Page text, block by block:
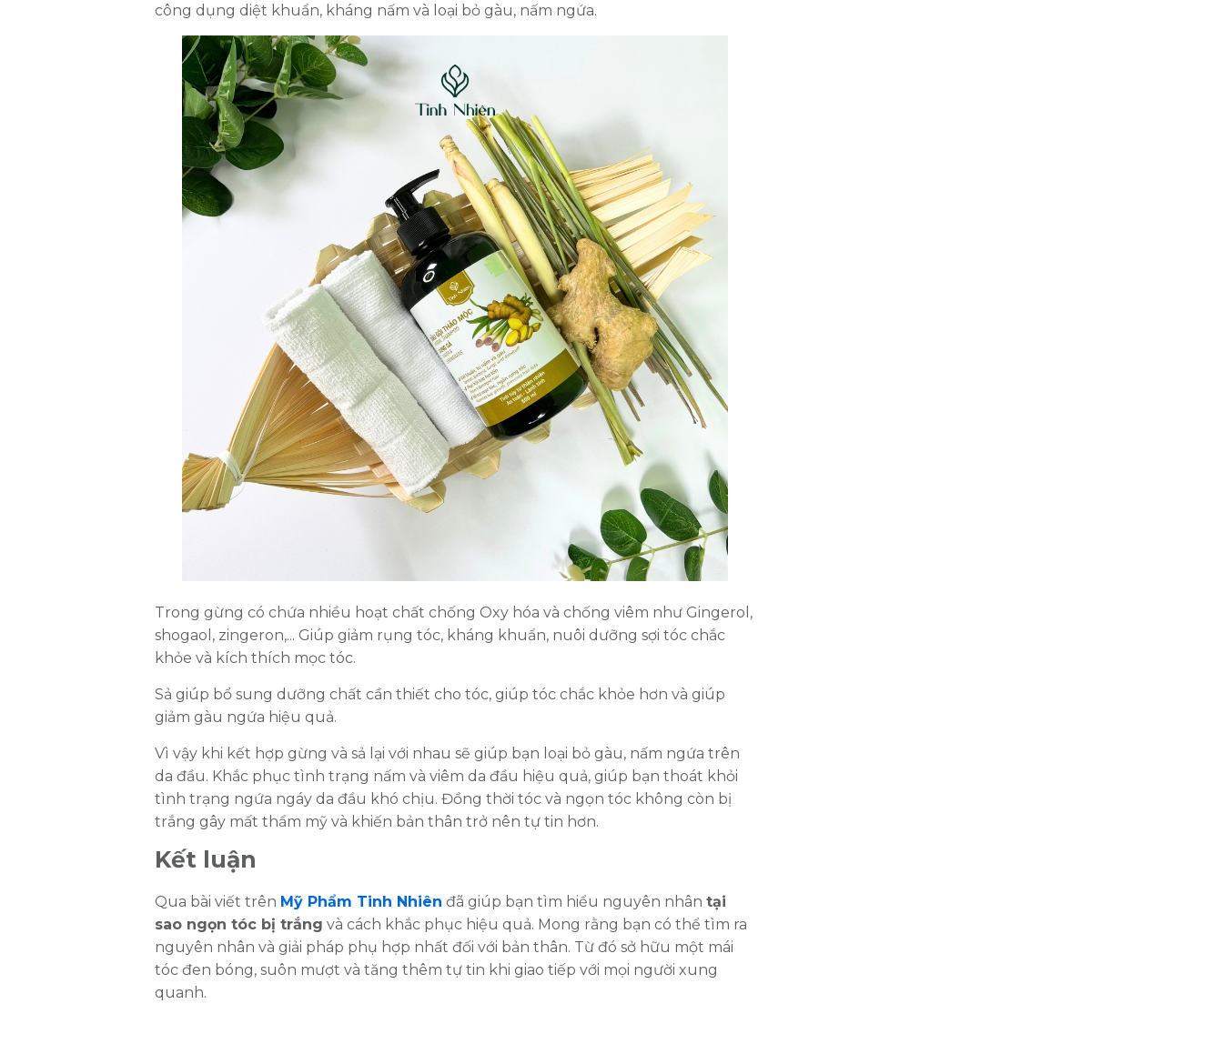
công dụng diệt khuẩn, kháng nấm và loại bỏ gàu, nấm ngứa.
Trong gừng có chứa nhiều hoạt chất chống Oxy hóa và chống viêm như Gingerol,
shogaol, zingeron,... Giúp giảm rụng tóc, kháng khuẩn, nuôi dưỡng sợi tóc chắc
khỏe và kích thích mọc tóc.
Sả giúp bổ sung dưỡng chất cần thiết cho tóc, giúp tóc chắc khỏe hơn và giúp
giảm gàu ngứa hiệu quả.
Vì vậy khi kết hợp gừng và sả lại với nhau sẽ giúp bạn loại bỏ gàu, nấm ngứa trên
da đầu. Khắc phục tình trạng nấm và viêm da đầu hiệu quả, giúp bạn thoát khỏi
tình trạng ngứa ngáy da đầu khó chịu. Đồng thời tóc và ngọn tóc không còn bị
trắng gây mất thẩm mỹ và khiến bản thân trở nên tự tin hơn.
Kết luận
Qua bài viết trên Mỹ Phẩm Tinh Nhiên đã giúp bạn tìm hiểu nguyên nhân tại
sao ngọn tóc bị trắng và cách khắc phục hiệu quả. Mong rằng bạn có thể tìm ra
nguyên nhân và giải pháp phụ hợp nhất đối với bản thân. Từ đó sở hữu một mái
tóc đen bóng, suôn mượt và tăng thêm tự tin khi giao tiếp với mọi người xung
quanh.